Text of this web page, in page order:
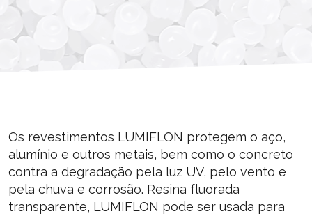
Os revestimentos LUMIFLON protegem o aço,
alumínio e outros metais, bem como o concreto
contra a degradação pela luz UV, pelo vento e
pela chuva e corrosão. Resina fluorada
transparente, LUMIFLON pode ser usada para